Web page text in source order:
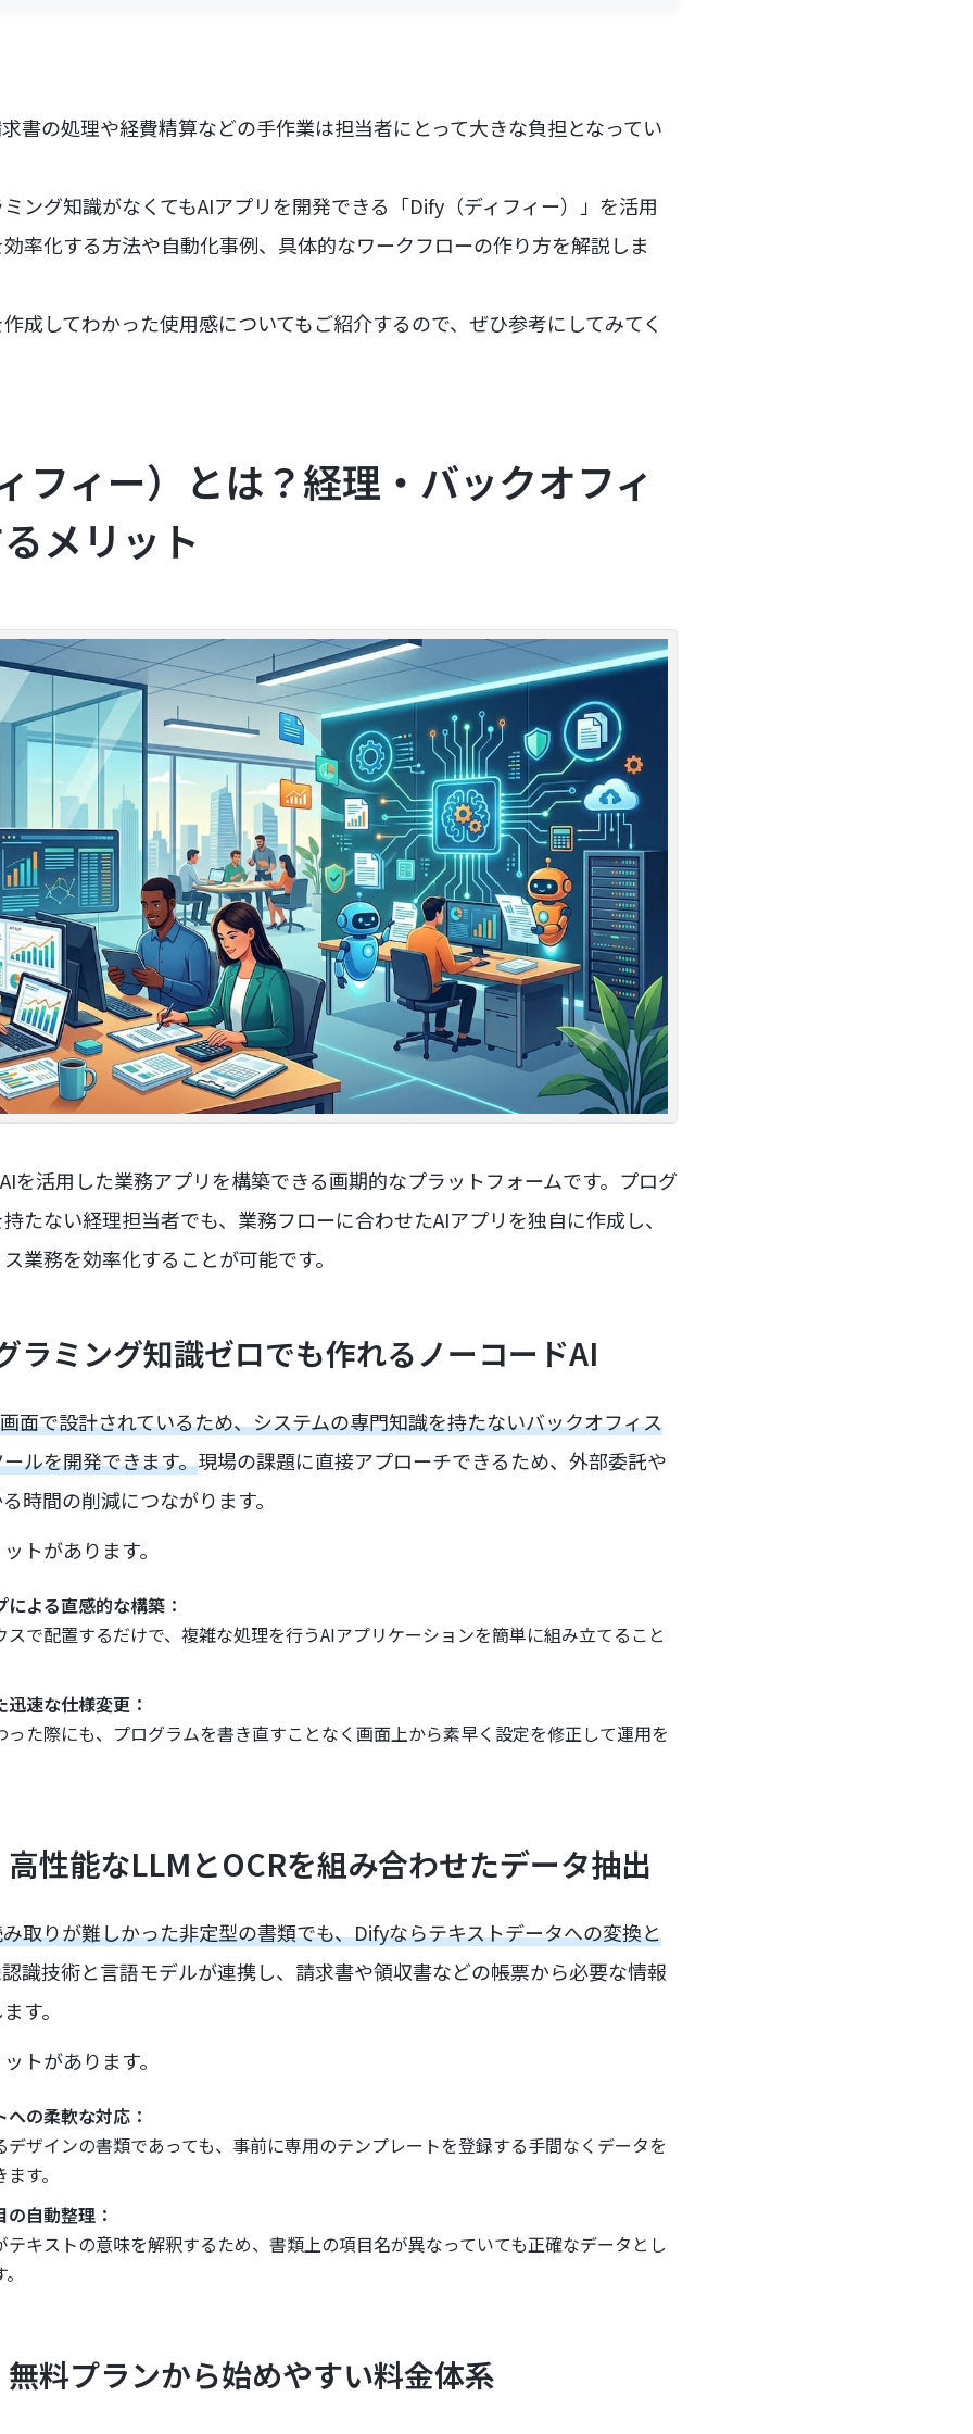
書の処理や経費精算などの手作業は担当者にとって大きな負担となってい
ング知識がなくてもAIアプリを開発できる「Dify（ディフィー）」を活用
率化する方法や自動化事例、具体的なワークフローの作り方を解説しま
成してわかった使用感についてもご紹介するので、ぜひ参考にしてみてく
フィー）とは？経理・バックオフィ
メリット
を活用した業務アプリを構築できる画期的なプラットフォームです。プログ
たない経理担当者でも、業務フローに合わせたAIアプリを独自に作成し、
業務を効率化することが可能です。
ラミング知識ゼロでも作れるノーコードAI
面で設計されているため、システムの専門知識を持たないバックオフィス
ルを開発できます。現場の課題に直接アプローチできるため、外部委託や
時間の削減につながります。
トがあります。
よる直感的な構築：
で配置するだけで、複雑な処理を行うAIアプリケーションを簡単に組み立てること
速な仕様変更：
った際にも、プログラムを書き直すことなく画面上から素早く設定を修正して運用を
性能なLLMとOCRを組み合わせたデータ抽出
取りが難しかった非定型の書類でも、Difyならテキストデータへの変換と
識技術と言語モデルが連携し、請求書や領収書などの帳票から必要な情報
す。
トがあります。
の柔軟な対応：
ザインの書類であっても、事前に専用のテンプレートを登録する手間なくデータを
す。
自動整理：
キストの意味を解釈するため、書類上の項目名が異なっていても正確なデータとし
料プランから始めやすい料金体系